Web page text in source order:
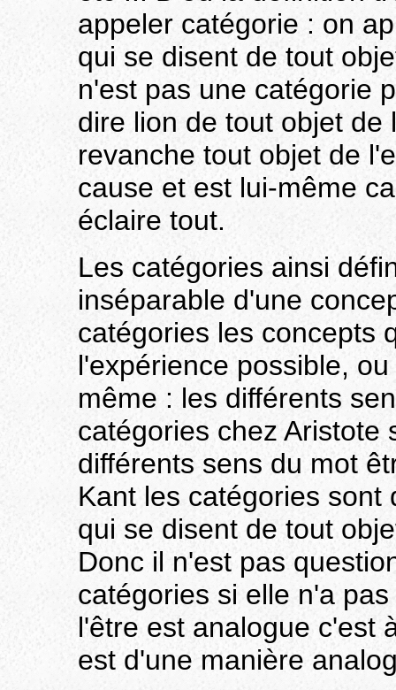
appeler catégorie : on
qui se disent de tout
n'est pas une catégorie
dire lion de tout objet de
revanche tout objet de
cause et est lui-même
éclaire tout.
Les catégories ainsi
inséparable d'une
catégories les concepts
l'expérience possible,
même : les différents
catégories chez Aristote
différents sens du mot
Kant les catégories sont
qui se disent de tout
Donc il n'est pas
catégories si elle n'a
l'être est analogue c'est
est d'une manière